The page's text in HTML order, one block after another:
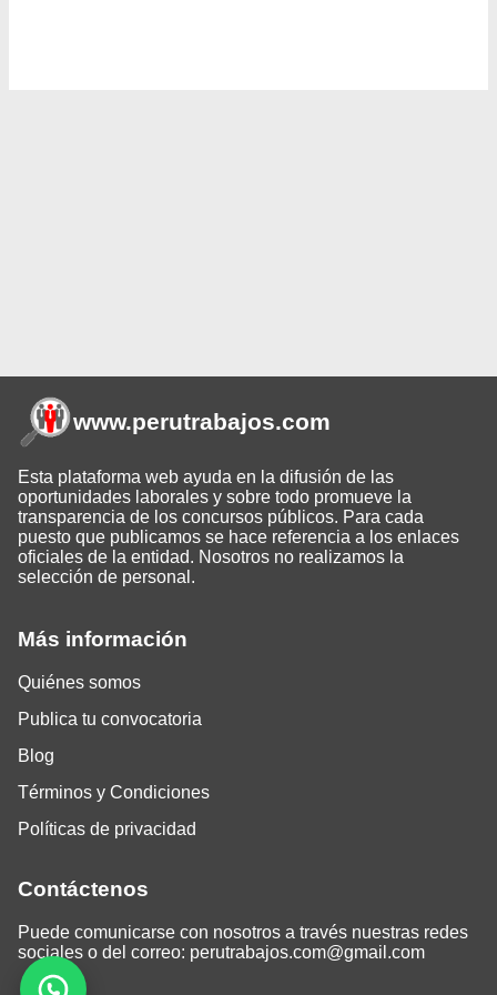
Más información
Quiénes somos
Publica tu convocatoria
Blog
Términos y Condiciones
Políticas de privacidad
Contáctenos
Puede comunicarse con nosotros a través nuestras redes
sociales o del correo: perutrabajos.com@gmail.com
www.perutrabajos.com
Esta plataforma web ayuda en la difusión de las
oportunidades laborales y sobre todo promueve la
transparencia de los concursos públicos. Para cada
puesto que publicamos se hace referencia a los enlaces
oficiales de la entidad. Nosotros no realizamos la
selección de personal.